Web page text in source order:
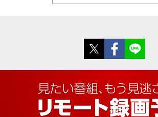
Twitter Facebook